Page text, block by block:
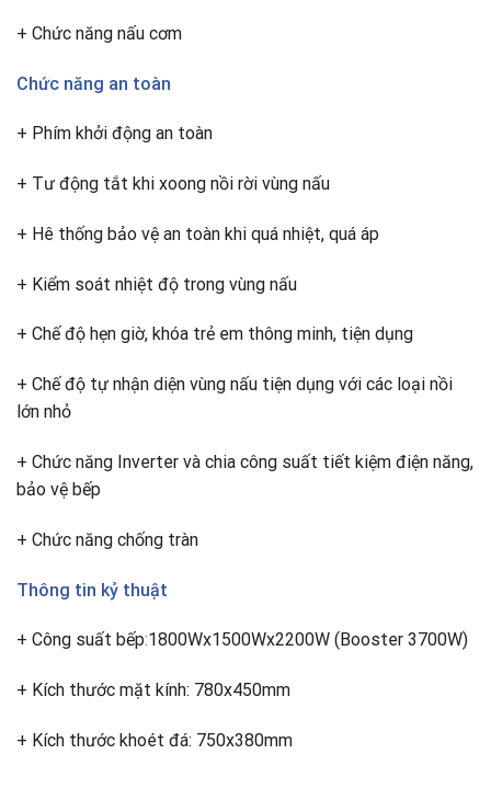
+ Chức năng nấu cơm
Chức năng an toàn
+ Phím khởi động an toàn
+ Tư động tắt khi xoong nồi rời vùng nấu
+ Hê thống bảo vệ an toàn khi quá nhiệt, quá áp
+ Kiểm soát nhiệt độ trong vùng nấu
+ Chế độ hẹn giờ, khóa trẻ em thông minh, tiện dụng
+ Chế độ tự nhận diện vùng nấu tiện dụng với các loại nồi
lớn nhỏ
+ Chức năng Inverter và chia công suất tiết kiệm điện năng,
bảo vệ bếp
+ Chức năng chống tràn
Thông tin kỷ thuật
+ Công suất bếp:1800Wx1500Wx2200W (Booster 3700W)
+ Kích thước mặt kính: 780x450mm
+ Kích thước khoét đá: 750x380mm